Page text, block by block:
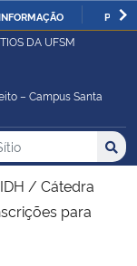
DA UFSM
– Campus Santa
no Sítio
/ Cátedra
para